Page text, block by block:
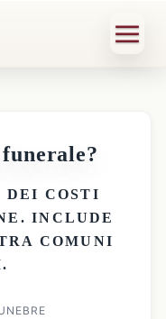
DEI COSTI
. INCLUDE
COMUNI